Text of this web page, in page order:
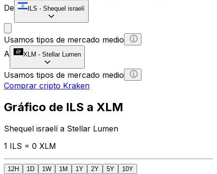
De
ILS - Shequel israelí
Usamos tipos de mercado medio
A
XLM - Stellar Lumen
Usamos tipos de mercado medio
Comprar cripto Kraken
Gráfico de ILS a XLM
Shequel israelí a Stellar Lumen
1 ILS = 0 XLM
12H 1D 1W 1M 1Y 2Y 5Y 10Y